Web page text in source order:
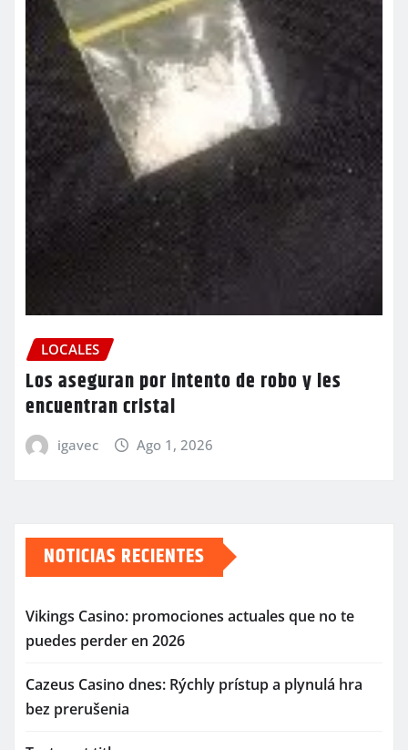
LOCALES
Los aseguran por intento de robo y les
encuentran cristal
igavec Ago 1, 2026
NOTICIAS RECIENTES
Vikings Casino: promociones actuales que no te
puedes perder en 2026
Cazeus Casino dnes: Rýchly prístup a plynulá hra
bez prerušenia